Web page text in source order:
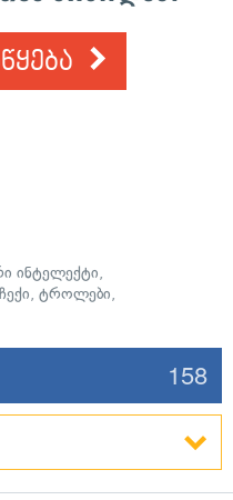
ინტელექტი,
, ტროლები,
158